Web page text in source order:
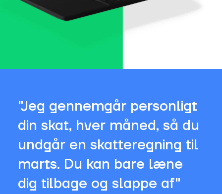
"Jeg gennemgår personligt
din skat, hver måned, så du
undgår en skatteregning til
marts. Du kan bare læne
dig tilbage og slappe af"